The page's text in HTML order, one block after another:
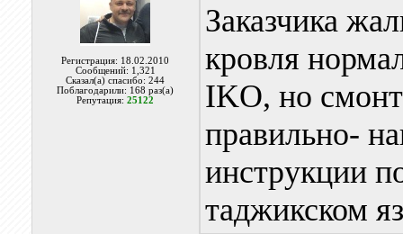
Регистрация: 18.02.2010
Сообщений: 1,321
Сказал(а) спасибо: 244
Поблагодарили: 168 раз(а)
Репутация:25122
Заказчика
кровля
IKO, но
правильно-
инструкции
таджикском